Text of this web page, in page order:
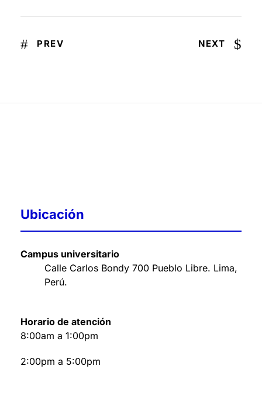
PREV NEXT
Ubicación
Campus universitario
Calle Carlos Bondy 700 Pueblo Libre. Lima,
Perú.
Horario de atención
8:00am a 1:00pm
2:00pm a 5:00pm